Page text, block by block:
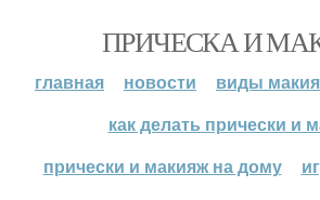
ПРИЧЕСКА И
главная новости
виды
как делать прически и
прически и макияж на дому